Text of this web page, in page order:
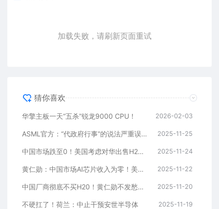
加载失败，请刷新页面重试
猜你喜欢
华擎主板一天“五杀”锐龙9000 CPU！ 2026-02-03
ASML官方：“代政府行事”的说法严重误导！ 2025-11-25
中国市场跌至0！美国考虑对华出售H200 性能2倍于H20：英伟达回应 2025-11-24
黄仁勋：中国市场AI芯片收入为零！美国考虑允许英伟达对华出售H200 性能2倍于H20 2025-11-22
中国厂商彻底不买H20！黄仁勋不发愁：AI无泡沫 手握5000亿美元订单 2025-11-20
不硬扛了！荷兰：中止干预安世半导体 2025-11-19